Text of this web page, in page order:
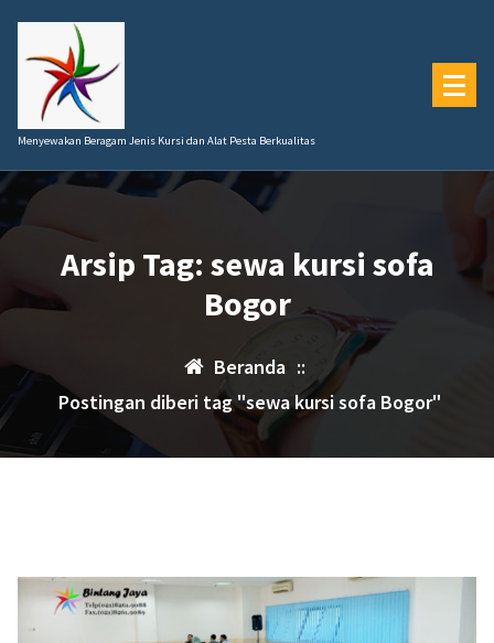
konten
Menyewakan Beragam Jenis Kursi dan Alat Pesta Berkualitas
Arsip Tag: sewa kursi sofa
Bogor
Beranda ::
Postingan diberi tag "sewa kursi sofa Bogor"